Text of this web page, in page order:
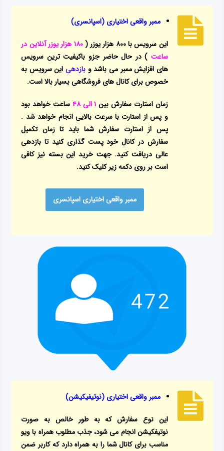
ممبر واقعی اختیاری (اسپانسری)
این سرویس با ۸۰۰ هزار یوزر (
۱۸۰ هزار یوزر آنلاین در
ساعت ) در حال حاضر جزو باکیفیت ترین سرویس
های افزایش ممبر می باشد و بازدهیاین سرویس به
خصوص برای کانال های فروشگاهی بسیار بالا است.
زمان استارت سفارش بین ۱ الی ۴۸
ساعت خواهد بود
و پس از استارت با سرعت بالایی انجام خواهد شد .
پس از استارت سفارش شما باید تا زمان تکمیل
سفارش در کانال خود پست گذاری کنید تا بازدهی
عالی دریافت کنید. جهت خرید این بسته نیز کافی
است بر روی دکمه زیر کلیک کنید.
ممبر واقعی اختیاری اسپانسری
ممبر واقعی اختیاری (نوتیفیکیشن)
این نوع سفارش که به طور خالص به صورت
نوتیفکیشن انجام می شود، جذب مطلوب همراه با ویو
مناسب برای کانال شما را به همراه دارد که کاربر ضمن